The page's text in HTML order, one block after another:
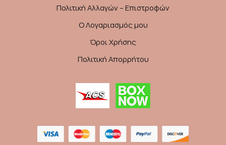
Πολιτική Αλλαγών – Επιστροφών
Ο Λογαριασμός μου
Όροι Χρήσης
Πολιτική Απορρήτου